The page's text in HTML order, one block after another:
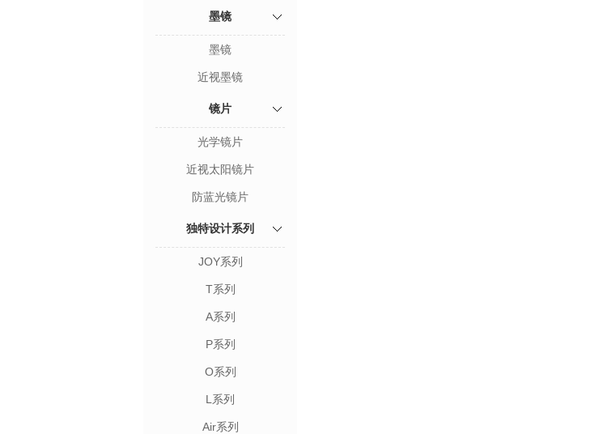
墨镜
墨镜
近视墨镜
镜片
光学镜片
近视太阳镜片
防蓝光镜片
独特设计系列
JOY系列
T系列
A系列
P系列
O系列
L系列
Air系列